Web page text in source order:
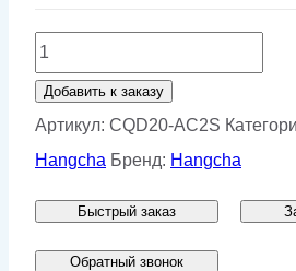
Количество
товара
Ричтрак
с
стоя
HC
Добавить к заказу
Артикул: CQD20-AC2S
Hangcha Бренд: Hangcha
Быстрый заказ
Обратный звонок